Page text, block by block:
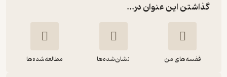
گذاشتن این عنوان در...
قفسه‌های من نشان‌شده‌ها مطالعه‌شده‌ها